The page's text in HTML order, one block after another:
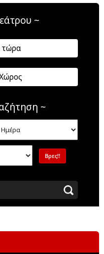
~
τώρα
~